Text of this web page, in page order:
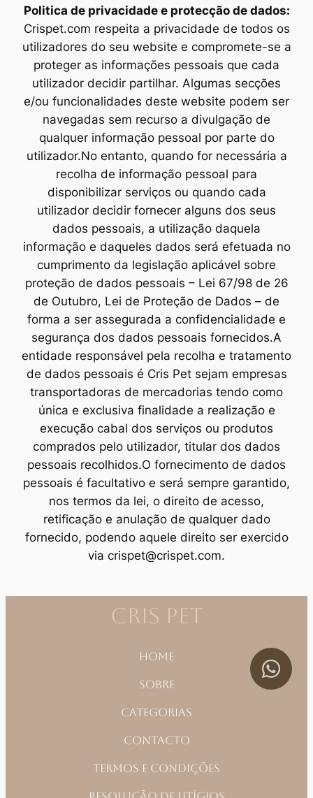
Politica de privacidade e protecção de dados:
Crispet.com respeita a privacidade de todos os
utilizadores do seu website e compromete-se a
proteger as informações pessoais que cada
utilizador decidir partilhar. Algumas secções
e/ou funcionalidades deste website podem ser
navegadas sem recurso a divulgação de
qualquer informação pessoal por parte do
utilizador.No entanto, quando for necessária a
recolha de informação pessoal para
disponibilizar serviços ou quando cada
utilizador decidir fornecer alguns dos seus
dados pessoais, a utilização daquela
informação e daqueles dados será efetuada no
cumprimento da legislação aplicável sobre
proteção de dados pessoais – Lei 67/98 de 26
de Outubro, Lei de Proteção de Dados – de
forma a ser assegurada a confidencialidade e
segurança dos dados pessoais fornecidos.A
entidade responsável pela recolha e tratamento
de dados pessoais é Cris Pet sejam empresas
transportadoras de mercadorias tendo como
única e exclusiva finalidade a realização e
execução cabal dos serviços ou produtos
comprados pelo utilizador, titular dos dados
pessoais recolhidos.O fornecimento de dados
pessoais é facultativo e será sempre garantido,
nos termos da lei, o direito de acesso,
retificação e anulação de qualquer dado
fornecido, podendo aquele direito ser exercido
via crispet@crispet.com.
CRIS PET
Home
Sobre
Categorias
Contacto
Termos e Condições